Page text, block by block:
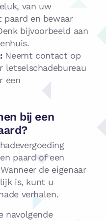
van uw
paard en bewaar
bijvoorbeeld aan
Neemt contact op
letselschadebureau
een
bij een
paard of een
de eigenaar
is, kunt u
verhalen.
navolgende